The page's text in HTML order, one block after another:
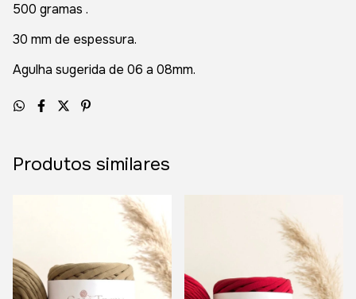
500 gramas .
30 mm de espessura.
Agulha sugerida de 06 a 08mm.
Produtos similares